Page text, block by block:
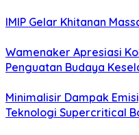
IMIP Gelar Khitanan
Wamenaker Apresiasi
Penguatan Budaya
Minimalisir Dampak
Teknologi Supercritical